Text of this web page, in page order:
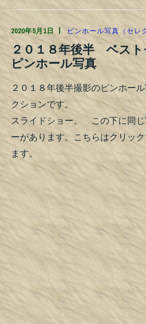
2020年5月1日 TOSHILYNN
ピンホール写真（セレ
２０１８年後半 ベス
ピンホール写真
２０１８年後半撮影のピンホー
クションです。
スライドショー。 この下に同じ
ーがあります。こちらはクリッ
ます。
「馬鹿面パレード１」 7月